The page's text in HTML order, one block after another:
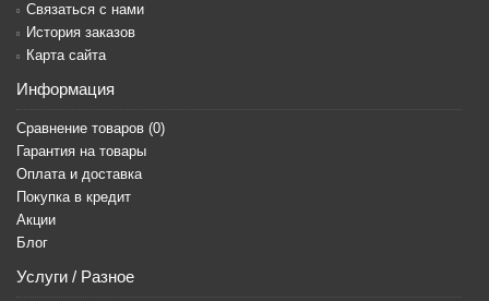
Связаться с нами
История заказов
Карта сайта
Информация
Сравнение товаров (0)
Гарантия на товары
Оплата и доставка
Покупка в кредит
Акции
Блог
Услуги / Разное